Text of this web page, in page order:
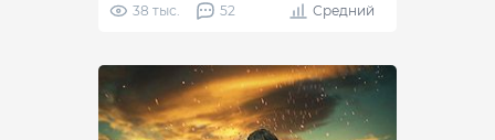
38 тыс.
52 Средний